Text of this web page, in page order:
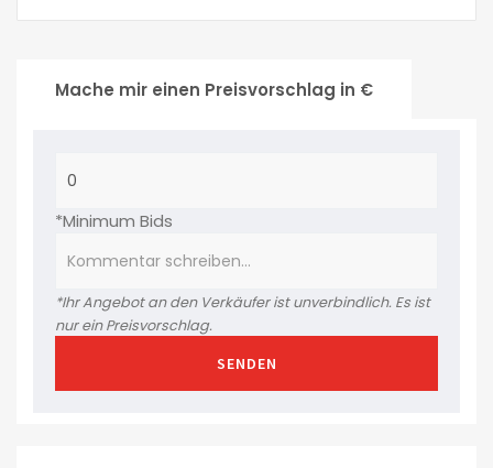
Mache mir einen Preisvorschlag in €
*Minimum Bids
*Ihr Angebot an den Verkäufer ist unverbindlich. Es ist
nur ein Preisvorschlag.
SENDEN